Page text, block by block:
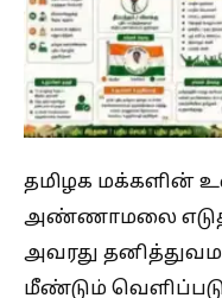
தமிழக மக்களின்
அண்ணாமலை
அவரது
மீண்டும்